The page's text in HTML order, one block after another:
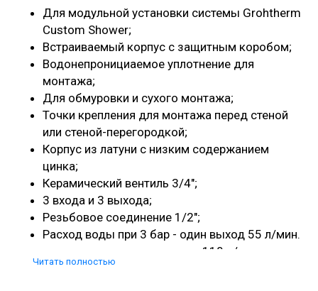
Для модульной установки системы Grohtherm
Custom Shower;
Встраиваемый корпус с защитным коробом;
Водонепронициаемое уплотнение для
монтажа;
Для обмуровки и сухого монтажа;
Точки крепления для монтажа перед стеной
или стеной-перегородкой;
Корпус из латуни с низким содержанием
цинка;
Керамический вентиль 3/4";
3 входа и 3 выхода;
Резьбовое соединение 1/2";
Расход воды при 3 бар - один выход 55 л/мин.
- два выхода одновременно 110 л/мин. - три
выхода одновременно 140 л/мин;
Читать полностью